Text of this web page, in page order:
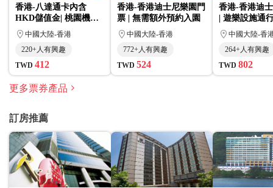
香港-八達通卡內含
HKD儲值金| 桃園機場/
高雄小港領取
中國大陸-香港
220+人有興趣
TWD 412
香港-香港迪士尼樂園門
票 | 無需額外預約入園
中國大陸-香港
772+人有興趣
TWD 524
香港-香港迪
| 遊樂設施通
中國大陸-香
264+人有興趣
TWD 802
更多票券產品
訂房推薦